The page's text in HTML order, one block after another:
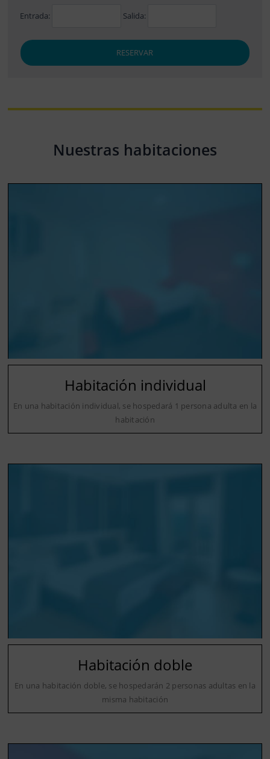
Entrada: Salida:
RESERVAR
Nuestras habitaciones
Habitación individual
En una habitación individual, se hospedará 1 persona adulta en la
habitación
Habitación doble
En una habitación doble, se hospedarán 2 personas adultas en la
misma habitación